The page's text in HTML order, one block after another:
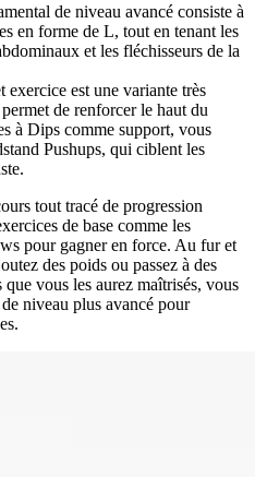
de niveau avancé consiste à
en forme de L, tout en tenant les
et les fléchisseurs de la
exercice est une variante très
de renforcer le haut du
à Dips comme support, vous
Pushups, qui ciblent les
tout tracé de progression
de base comme les
pour gagner en force. Au fur et
des poids ou passez à des
vous les aurez maîtrisés, vous
niveau plus avancé pour